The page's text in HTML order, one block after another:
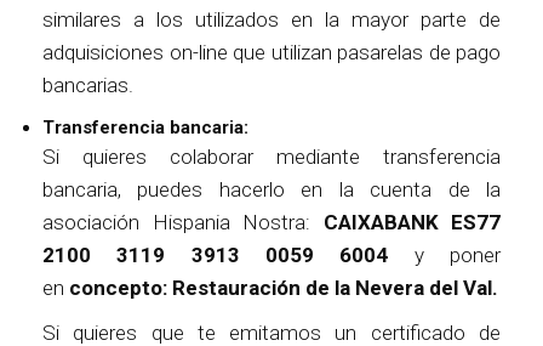
similares a los utilizados en la mayor parte de
adquisiciones on-line que utilizan pasarelas de pago
bancarias.
Transferencia bancaria:
Si quieres colaborar mediante transferencia
bancaria, puedes hacerlo en la cuenta de la
asociación Hispania Nostra: CAIXABANK ES77
2100 3119 3913 0059 6004 y poner
en concepto: Restauración de la Nevera del Val.
Si quieres que te emitamos un certificado de